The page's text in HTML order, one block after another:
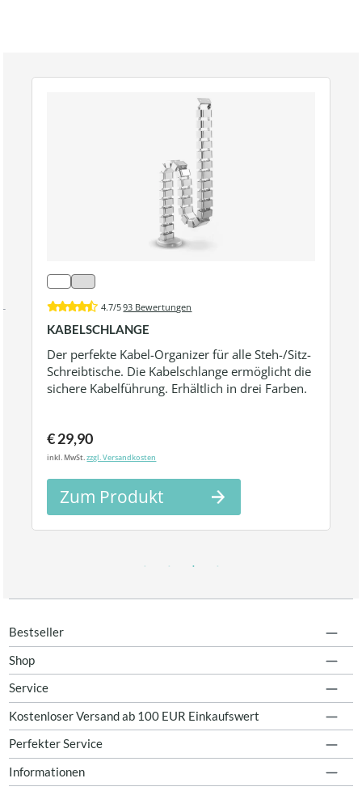
4.7/593 Bewertungen
KABELSCHLANGE
Der perfekte Kabel-Organizer für alle Steh-/Sitz-
Schreibtische. Die Kabelschlange ermöglicht die
sichere Kabelführung. Erhältlich in drei Farben.
€ 29,90
inkl. MwSt.zzgl. Versandkosten
Zum Produkt
Bestseller
Shop
Service
Kostenloser Versand ab 100 EUR Einkaufswert
Perfekter Service
Informationen